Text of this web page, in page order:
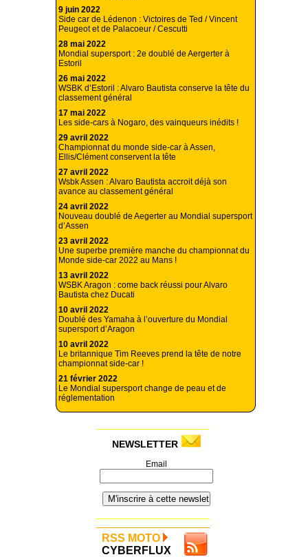
9 juin 2022
Side car de Lédenon : Victoires de Ted / Vincent
Peugeot et de Palacoeur / Cescutti
28 mai 2022
Mondial supersport : 2e doublé de Aergerter à
Estoril
26 mai 2022
WSBK d’Estoril : Alvaro Bautista conserve la tête du
classement général
17 mai 2022
Les side-cars à Nogaro, des vainqueurs inédits !
29 avril 2022
Championnat du monde side-car à Assen,
Ellis/Clément conservent la tête
27 avril 2022
Wsbk Assen : Alvaro Bautista accroit déjà son
avance au classement général
24 avril 2022
Nouveau doublé de Aegerter au Mondial supersport
d’Assen
23 avril 2022
Une superbe première manche du championnat du
Monde side-car 2022 au Mans !
13 avril 2022
WSBK Aragon : come back réussi pour Alvaro
Bautista chez Ducati
10 avril 2022
Doublé des Yamaha à l’ouverture du Mondial
supersport d’Aragon
10 avril 2022
Le britannique Tim Reeves prend la tête de notre
championnat side-car !
21 février 2022
Le Mondial supersport change de peau et de
réglementation
NEWSLETTER
Email
RSS MOTO
CYBERFLUX